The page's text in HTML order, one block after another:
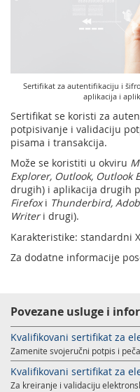
Poštanski adresni kod (PAK)
Spisak zabranjenih
Punomoćje za uručenje
Podrška nagradnim igrama
Geografski informacioni
Sertifikat za autentifikaciju i
aplikacija i
Sertifikat se koristi za
potpisivanje i validaciju
pisama i transakcija.
Može se koristiti u okviru
Explorer, Outlook, Outlook
drugih) i aplikacija drugih
Firefoxi Thunderbird,
Writeri drugi).
Karakteristike: standardni
Za dodatne informacije
Povezane usluge i
Kvalifikovani sertifikat za
Zamenite svojeručni potpis i
Kvalifikovani sertifikat za
Za kreiranje i validaciju